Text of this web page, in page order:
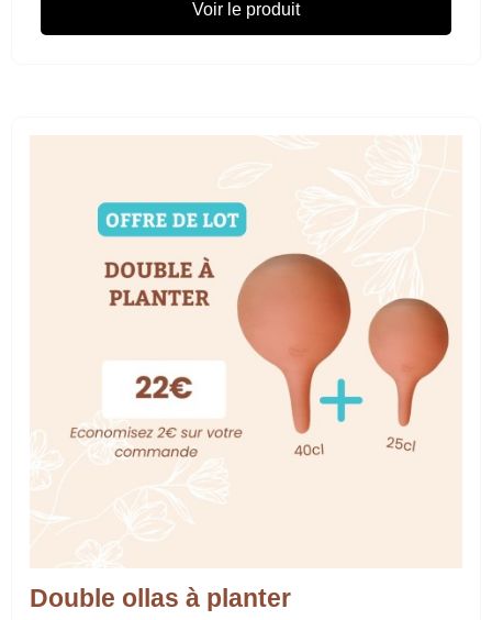
Voir le produit
Double ollas à planter